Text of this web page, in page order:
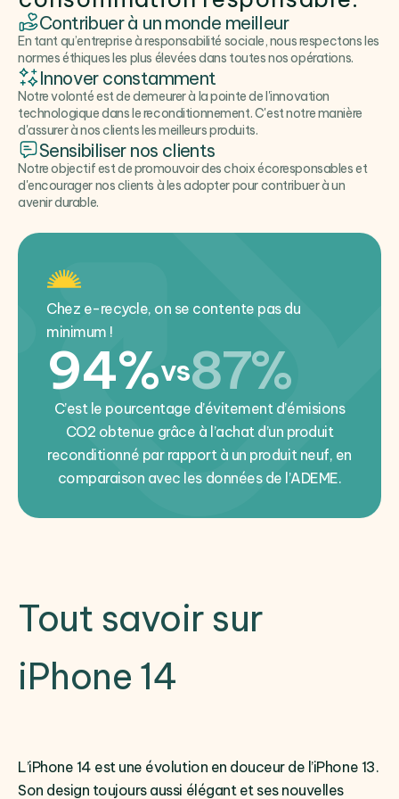
Contribuer à un monde meilleur
En tant qu’entreprise à responsabilité sociale, nous respectons les
normes éthiques les plus élevées dans toutes nos opérations.
Innover constamment
Notre volonté est de demeurer à la pointe de l'innovation
technologique dans le reconditionnement. C'est notre manière
d'assurer à nos clients les meilleurs produits.
Sensibiliser nos clients
Notre objectif est de promouvoir des choix écoresponsables et
d'encourager nos clients à les adopter pour contribuer à un
avenir durable.
Chez e-recycle, on se contente pas du
minimum !
94%vs87%
C’est le pourcentage d’évitement d’émisions
CO2 obtenue grâce à l’achat d’un produit
reconditionné par rapport à un produit neuf, en
comparaison avec les données de l’ADEME.
Tout savoir sur
iPhone 14
L’iPhone 14 est une évolution en douceur de l’iPhone 13.
Son design toujours aussi élégant et ses nouvelles